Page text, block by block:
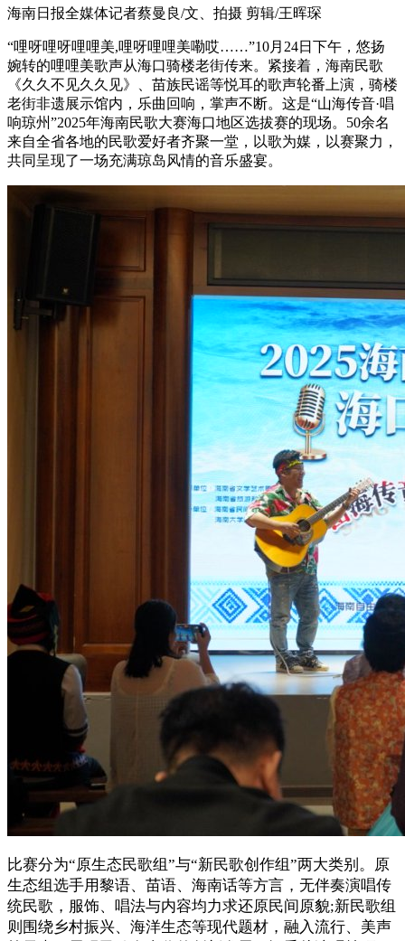
海南日报全媒体记者蔡曼良/文、拍摄 剪辑/王晖琛
“哩呀哩呀哩哩美,哩呀哩哩美嘞哎……”10月24日下午，悠扬
婉转的哩哩美歌声从海口骑楼老街传来。紧接着，海南民歌
《久久不见久久见》、苗族民谣等悦耳的歌声轮番上演，骑楼
老街非遗展示馆内，乐曲回响，掌声不断。这是“山海传音·唱
响琼州”2025年海南民歌大赛海口地区选拔赛的现场。50余名
来自全省各地的民歌爱好者齐聚一堂，以歌为媒，以赛聚力，
共同呈现了一场充满琼岛风情的音乐盛宴。
比赛分为“原生态民歌组”与“新民歌创作组”两大类别。原
生态组选手用黎语、苗语、海南话等方言，无伴奏演唱传
统民歌，服饰、唱法与内容均力求还原民间原貌;新民歌组
则围绕乡村振兴、海洋生态等现代题材，融入流行、美声